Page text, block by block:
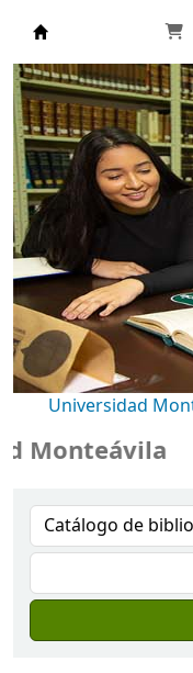
Biblioteca
Universidad